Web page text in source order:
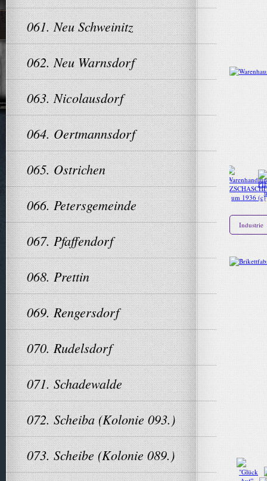
061. Neu Schweinitz
062. Neu Warnsdorf
063. Nicolausdorf
064. Oertmannsdorf
065. Ostrichen
066. Petersgemeinde
067. Pfaffendorf
068. Prettin
069. Rengersdorf
070. Rudelsdorf
071. Schadewalde
072. Scheiba (Kolonie 093.)
073. Scheibe (Kolonie 089.)
Industrie